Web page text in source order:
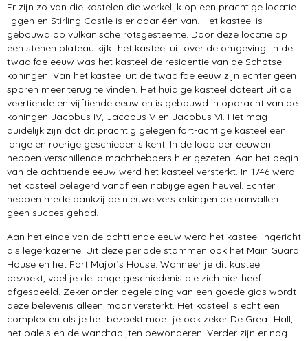
Er zijn zo van die kastelen die werkelijk op een prachtige locatie
liggen en Stirling Castle is er daar één van. Het kasteel is
gebouwd op vulkanische rotsgesteente. Door deze locatie op
een stenen plateau kijkt het kasteel uit over de omgeving. In de
twaalfde eeuw was het kasteel de residentie van de Schotse
koningen. Van het kasteel uit de twaalfde eeuw zijn echter geen
sporen meer terug te vinden. Het huidige kasteel dateert uit de
veertiende en vijftiende eeuw en is gebouwd in opdracht van de
koningen Jacobus IV, Jacobus V en Jacobus VI. Het mag
duidelijk zijn dat dit prachtig gelegen fort-achtige kasteel een
lange en roerige geschiedenis kent. In de loop der eeuwen
hebben verschillende machthebbers hier gezeten. Aan het begin
van de achttiende eeuw werd het kasteel versterkt. In 1746 werd
het kasteel belegerd vanaf een nabijgelegen heuvel. Echter
hebben mede dankzij de nieuwe versterkingen de aanvallen
geen succes gehad.
Aan het einde van de achttiende eeuw werd het kasteel ingericht
als legerkazerne. Uit deze periode stammen ook het Main Guard
House en het Fort Major’s House. Wanneer je dit kasteel
bezoekt, voel je de lange geschiedenis die zich hier heeft
afgespeeld. Zeker onder begeleiding van een goede gids wordt
deze belevenis alleen maar versterkt. Het kasteel is echt een
complex en als je het bezoekt moet je ook zeker De Great Hall,
het paleis en de wandtapijten bewonderen. Verder zijn er nog